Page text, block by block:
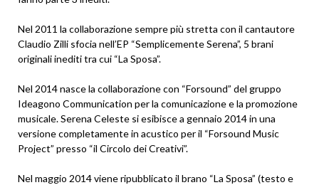
Nel 2011 la collaborazione sempre più stretta con il cantautore
Claudio Zilli sfocia nell’EP “Semplicemente Serena”, 5 brani
originali inediti tra cui “La Sposa”.
Nel 2014 nasce la collaborazione con “Forsound” del gruppo
Ideagono Communication per la comunicazione e la promozione
musicale. Serena Celeste si esibisce a gennaio 2014 in una
versione completamente in acustico per il “Forsound Music
Project” presso “il Circolo dei Creativi”.
Nel maggio 2014 viene ripubblicato il brano “La Sposa” (testo e